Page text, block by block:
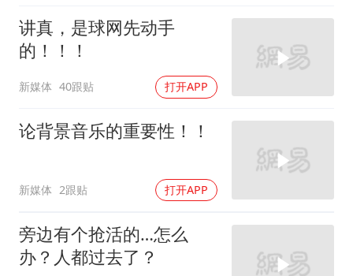
乐享全民健身 共筑健康中国
讲真，是球网先动手
的！！！
新媒体 40跟贴 打开APP
论背景音乐的重要性！！
新媒体 2跟贴 打开APP
旁边有个抢活的…怎么
办？人都过去了？